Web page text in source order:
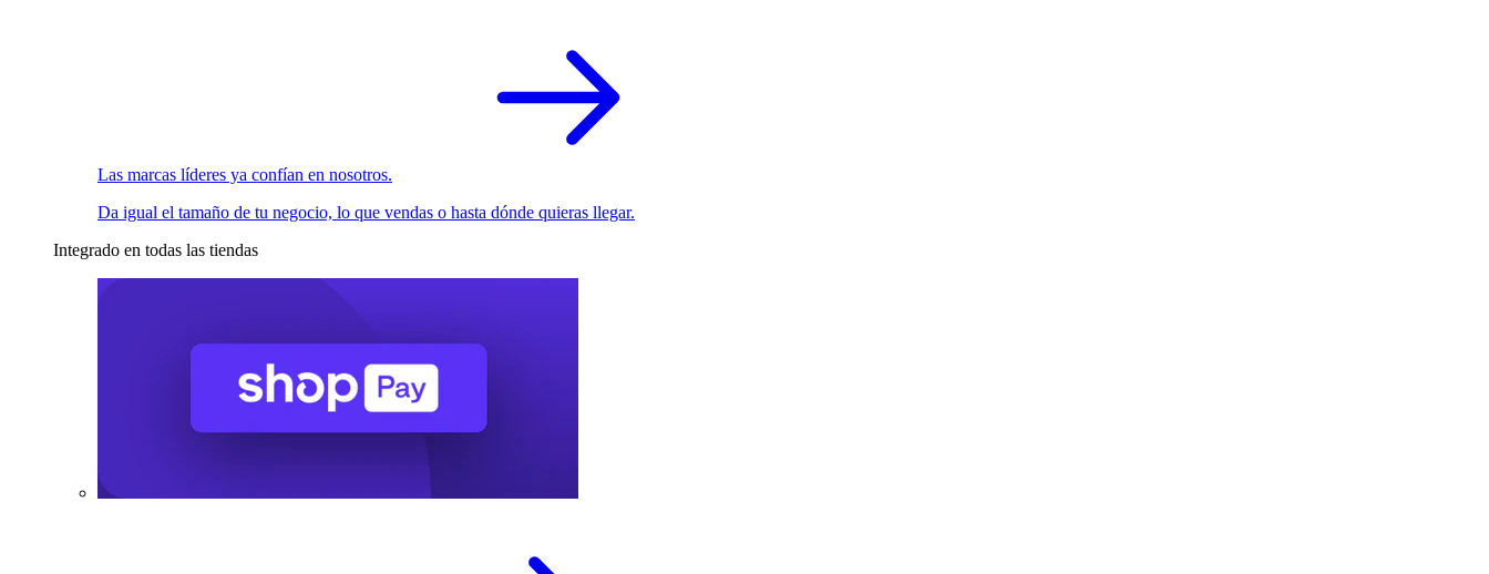
Las marcas líderes ya confían en nosotros.
Da igual el tamaño de tu negocio, lo que vendas o hasta dónde quieras llegar.
Integrado en todas las tiendas